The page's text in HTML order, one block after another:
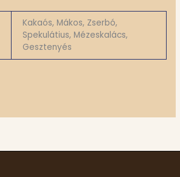
Kakaós, Mákos, Zserbó,
Spekulátius, Mézeskalács,
Gesztenyés